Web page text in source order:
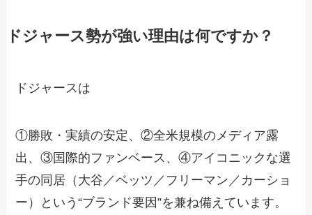
ドジャース勢が強い理由は何ですか？
ドジャースは
①勝敗・実績の安定、②全米規模のメディア露
出、③国際的ファンベース、④アイコニックな選
手の同居（大谷／ベッツ／フリーマン／カーショ
ー）という“ブランド要因”を兼ね備えています。